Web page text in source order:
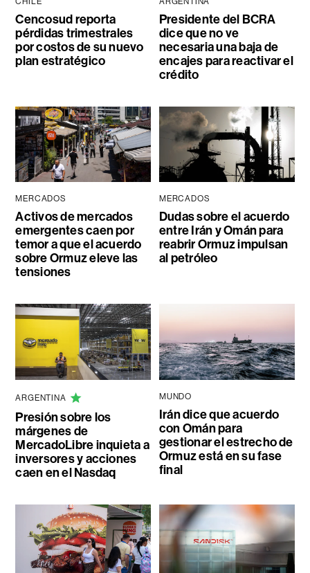
Cencosud reporta
pérdidas trimestrales
por costos de su nuevo
plan estratégico
Presidente del BCRA
dice que no ve
necesaria una baja de
encajes para reactivar el
crédito
MERCADOS
Activos de mercados
emergentes caen por
temor a que el acuerdo
sobre Ormuz eleve las
tensiones
MERCADOS
Dudas sobre el acuerdo
entre Irán y Omán para
reabrir Ormuz impulsan
al petróleo
ARGENTINA
Presión sobre los
márgenes de
MercadoLibre inquieta a
inversores y acciones
caen en el Nasdaq
MUNDO
Irán dice que acuerdo
con Omán para
gestionar el estrecho de
Ormuz está en su fase
final